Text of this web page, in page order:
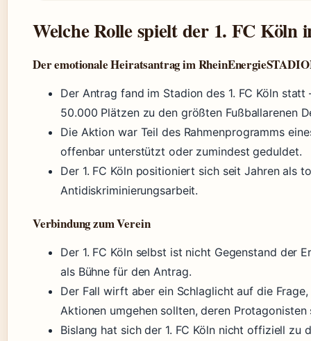
Welche Rolle spielt der 1. FC Köln
Der emotionale Heiratsantrag im
Der Antrag fand im Stadion des 1. FC Köln statt
50.000 Plätzen zu den größten Fußballarenen
Die Aktion war Teil des Rahmenprogramms
offenbar unterstützt oder zumindest geduldet.
Der 1. FC Köln positioniert sich seit Jahren als
Antidiskriminierungsarbeit.
Verbindung zum Verein
Der 1. FC Köln selbst ist nicht Gegenstand der
als Bühne für den Antrag.
Der Fall wirft aber ein Schlaglicht auf die
Aktionen umgehen sollten, deren
Bislang hat sich der 1. FC Köln nicht offiziell zu